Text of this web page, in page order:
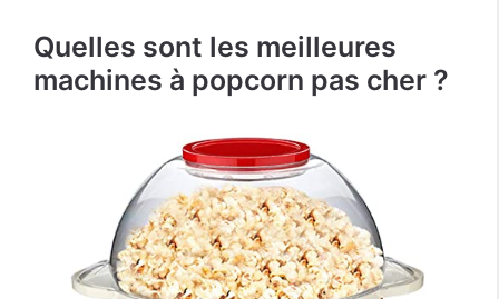
Quelles sont les meilleures
machines à popcorn pas cher ?